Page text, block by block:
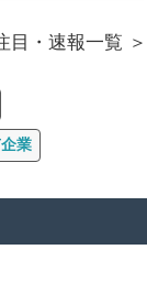
目・速報一覧
業